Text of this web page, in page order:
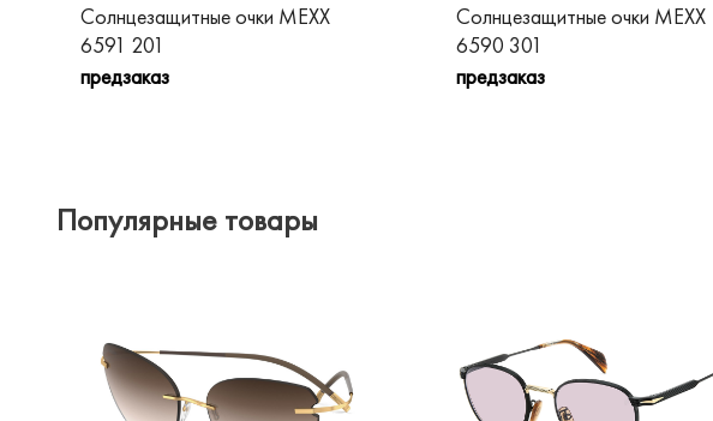
Солнцезащитные очки MEXX
6591 201
предзаказ
Солнцезащитные очки MEXX
6590 301
предзаказ
Популярные товары